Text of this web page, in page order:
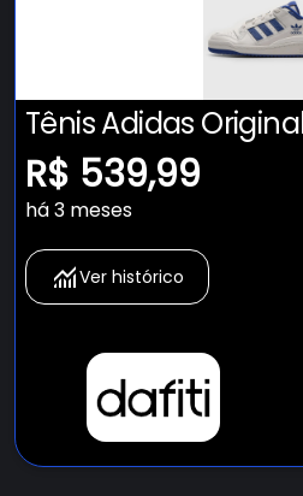
Tênis Adidas
Branco
R$ 539,99
há 3 meses
Ver histórico